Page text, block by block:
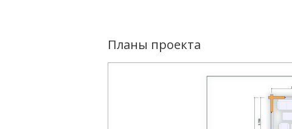
Планы проекта